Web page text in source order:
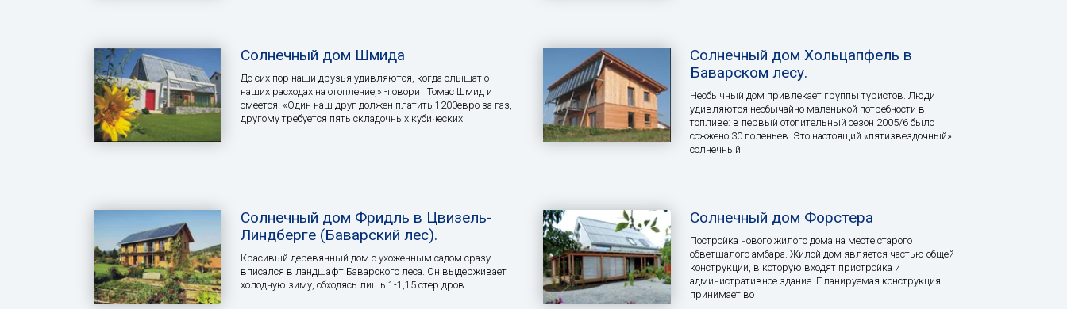
Солнечный дом Шмида
До сих пор наши друзья удивляются, когда слышат о
наших расходах на отопление,» -говорит Томас Шмид и
смеется. «Один наш друг должен платить 1200евро за газ,
другому требуется пять складочных кубических
Солнечный дом Хольцапфель в
Баварском лесу.
Необычный дом привлекает группы туристов. Люди
удивляются необычайно маленькой потребности в
топливе: в первый отопительный сезон 2005/6 было
сожжено 30 поленьев. Это настоящий «пятизвездочный»
солнечный
Солнечный дом Фридль в Цвизель-
Линдберге (Баварский лес).
Красивый деревянный дом с ухоженным садом сразу
вписался в ландшафт Баварского леса. Он выдерживает
холодную зиму, обходясь лишь 1-1,15 стер дров
Солнечный дом Форстера
Постройка нового жилого дома на месте старого
обветшалого амбара. Жилой дом является частью общей
конструкции, в которую входят пристройка и
административное здание. Планируемая конструкция
принимает во